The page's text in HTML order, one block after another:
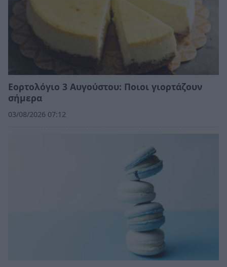
Εορτολόγιο 3 Αυγούστου: Ποιοι γιορτάζουν
σήμερα
03/08/2026 07:12